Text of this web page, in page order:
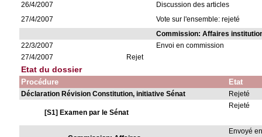
26/4/2007
Discussion des articles
27/4/2007
Vote sur l'ensemble: rejeté
Commission: Affaires
22/3/2007
Envoi en commission
27/4/2007
Rejet
Etat du dossier
Procédure Etat
Déclaration Révision Constitution, initiative Sénat Rejeté
[S1] Examen par le Sénat
Rejeté
Envoyé